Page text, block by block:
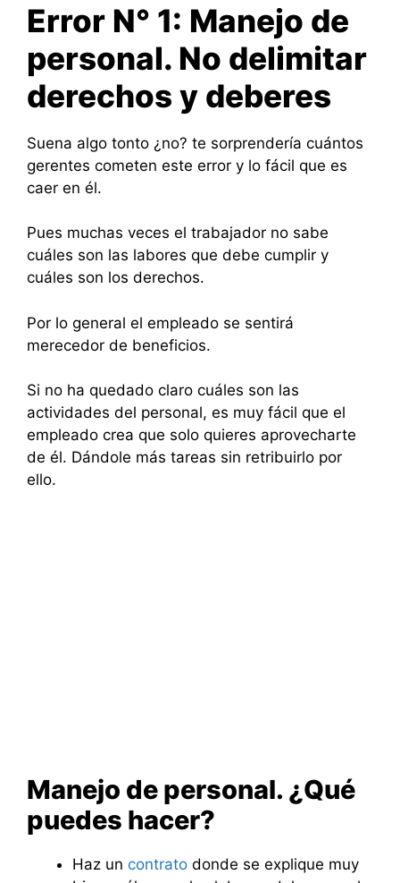
Error N° 1: Manejo de
personal. No delimitar
derechos y deberes
Suena algo tonto ¿no? te sorprendería cuántos
gerentes cometen este error y lo fácil que es
caer en él.
Pues muchas veces el trabajador no sabe
cuáles son las labores que debe cumplir y
cuáles son los derechos.
Por lo general el empleado se sentirá
merecedor de beneficios.
Si no ha quedado claro cuáles son las
actividades del personal, es muy fácil que el
empleado crea que solo quieres aprovecharte
de él. Dándole más tareas sin retribuirlo por
ello.
Manejo de personal. ¿Qué
puedes hacer?
Haz un contrato donde se explique muy